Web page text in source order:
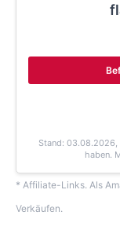
Stand: 03.08.2026,
haben.
* Affiliate-Links. Als
Verkäufen.